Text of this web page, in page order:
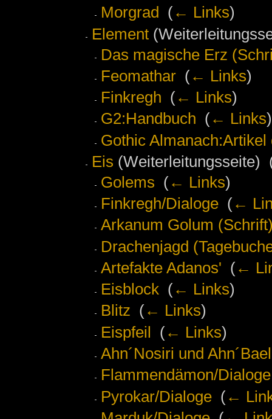
Morgrad
(← Links)
Element
Das magische Erz
Feomathar‎ (← Links)
Finkregh (← Links)
G2:Handbuch (← Links)
Gothic Almanach:Artikel
Eis (Weiterleitungsseite) ‎
Golems (← Links)
Finkregh/Dialoge‎ (←
Arkanum Golum
Drachenjagd
Artefakte Adanos' (←
Eisblock‎ (← Links)
Blitz (← Links)
Eispfeil
(← Links)
Ahn´Nosiri und Ahn´Bael
Flammendämon/Dialoge
Pyrokar/Dialoge‎ (←